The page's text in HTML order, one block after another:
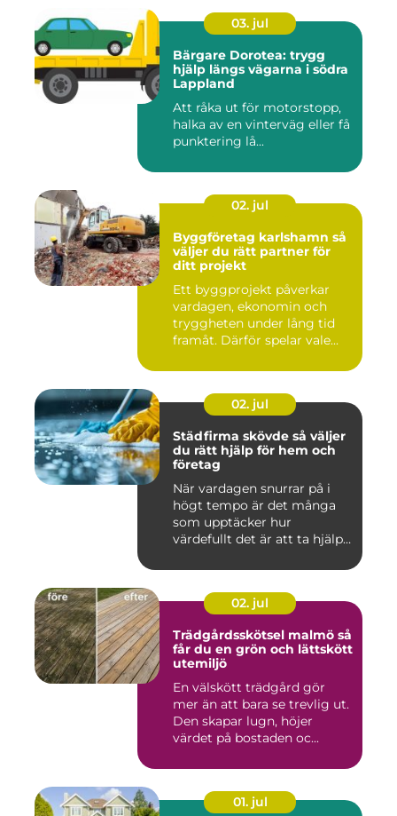
03. jul
Bärgare Dorotea: trygg
hjälp längs vägarna i södra
Lappland
Att råka ut för motorstopp,
halka av en vinterväg eller få
punktering lå...
02. jul
Byggföretag karlshamn så
väljer du rätt partner för
ditt projekt
Ett byggprojekt påverkar
vardagen, ekonomin och
tryggheten under lång tid
framåt. Därför spelar vale...
02. jul
Städfirma skövde så väljer
du rätt hjälp för hem och
företag
När vardagen snurrar på i
högt tempo är det många
som upptäcker hur
värdefullt det är att ta hjälp
02. jul
Trädgårdsskötsel malmö så
får du en grön och lättskött
utemiljö
En välskött trädgård gör
mer än att bara se trevlig ut.
Den skapar lugn, höjer
värdet på bostaden oc...
01. jul